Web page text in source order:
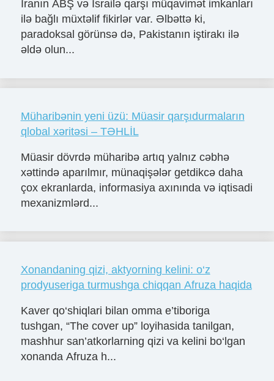
İranın ABŞ və İsrailə qarşı müqavimət imkanları
ilə bağlı müxtəlif fikirlər var. Əlbəttə ki,
paradoksal görünsə də, Pakistanın iştirakı ilə
əldə olun...
Müharibənin yeni üzü: Müasir qarşıdurmaların
qlobal xəritəsi – TƏHLİL
Müasir dövrdə müharibə artıq yalnız cəbhə
xəttində aparılmır, münaqişələr getdikcə daha
çox ekranlarda, informasiya axınında və iqtisadi
mexanizmlərd...
Xonandaning qizi, aktyorning kelini: o‘z
prodyuseriga turmushga chiqqan Afruza haqida
Kaver qo‘shiqlari bilan omma e’tiboriga
tushgan, “The cover up” loyihasida tanilgan,
mashhur san’atkorlarning qizi va kelini bo‘lgan
xonanda Afruza h...